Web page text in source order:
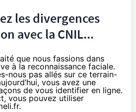
les divergences
avec la CNIL...
que nous fassions dans
à la reconnaissance faciale.
nous pas allés sur ce terrain-
vous avez une
de vous identifier en ligne.
, vous pouvez utiliser